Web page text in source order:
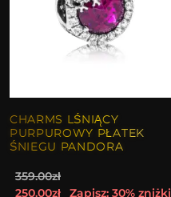
CHARMS LŚNIĄCY
PURPUROWY PŁATEK
ŚNIEGU PANDORA
359.00zł
250.00zł
Zapisz: 30% zniżki